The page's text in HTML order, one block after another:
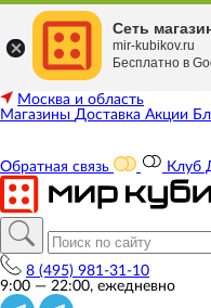
Москва и область
Магазины Доставка Акции
Обратная связь Клуб
8 (495) 981-31-10
9:00 — 22:00, ежедневно
Сеть
mir-kubikov.ru
Бесплатно в